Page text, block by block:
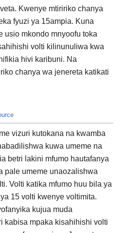
Kwenye mtiririko chanya
fyuzi ya 15ampia. Kuna
usio mkondo mnyoofu toka
volti kilinunuliwa kwa
hivi karibuni. Na
chanya wa jenereta katikati
vizuri kutokana na kwamba
kuwa umeme na
betri lakini mfumo hautafanya
pale umeme unaozalishwa
Volti katika mfumo huu bila ya
15 volti kwenye voltimita.
kujua muda
kabisa mpaka kisahihishi volti